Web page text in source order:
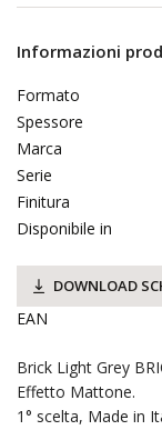
Informazioni
Formato
Spessore
Marca
Serie
Finitura
Disponibile in
DOWNLOAD
EAN
Brick Light Grey
Effetto Mattone.
1° scelta, Made in